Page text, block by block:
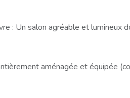
: Un salon agréable et lumineux
aménagée et équipée